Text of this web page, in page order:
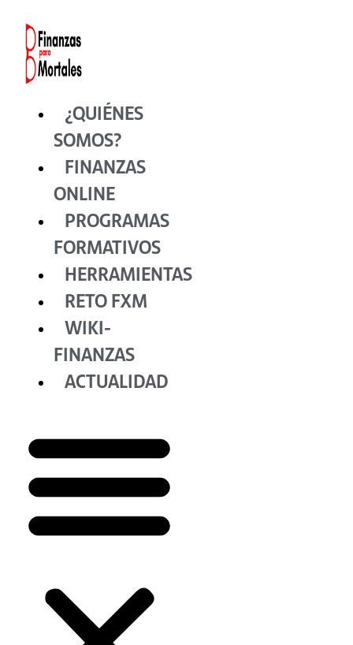
contenido
¿QUIÉNES
SOMOS?
FINANZAS
ONLINE
PROGRAMAS
FORMATIVOS
HERRAMIENTAS
RETO FXM
WIKI-
FINANZAS
ACTUALIDAD